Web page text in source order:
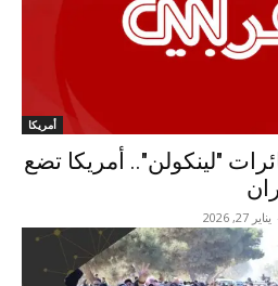
أمريكا
"لينكولن".. أمريكا تضع
يناير 27, 2026